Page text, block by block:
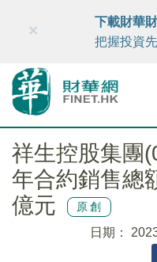
財華智庫網 FINTV
×
下載財華
把握投資
祥生控股集團
年合約銷售總
億元
原創
日期：